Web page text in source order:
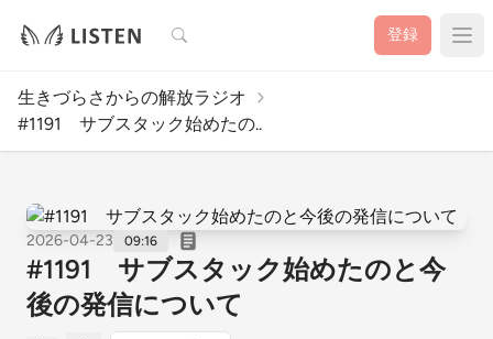
検索 登録
生きづらさからの解放ラジオ
#1191 サブスタック始めたの..
2026-04-23 09:16
#1191 サブスタック始めたのと今
後の発信について